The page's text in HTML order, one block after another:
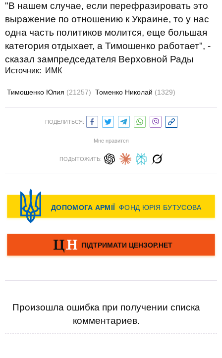
"В нашем случае, если перефразировать это
выражение по отношению к Украине, то у нас
одна часть политиков молится, еще большая
категория отдыхает, а Тимошенко работает", -
сказал зампредседателя Верховной Рады
Источник: ИМК
Тимошенко Юлия (21257) Томенко Николай (1329)
ПОДЕЛИТЬСЯ:
Мне нравится
ПОДЫТОЖИТЬ:
Произошла ошибка при получении списка
комментариев.